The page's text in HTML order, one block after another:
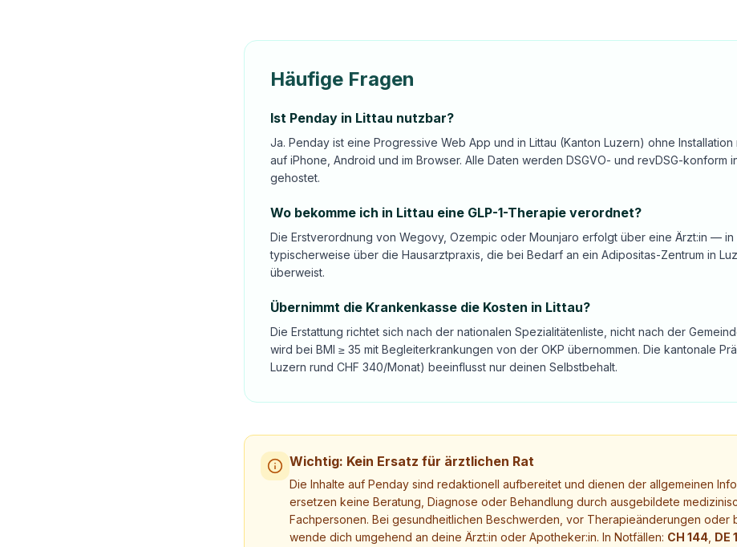
Häufige Fragen
Ist Penday in Littau nutzbar?
Ja. Penday ist eine Progressive Web App und in Littau (Kanton Luzern) ohne
auf iPhone, Android und im Browser. Alle Daten werden DSGVO- und revDSG-konform
gehostet.
Wo bekomme ich in Littau eine GLP-1-Therapie verordnet?
Die Erstverordnung von Wegovy, Ozempic oder Mounjaro erfolgt über eine Ärzt:in — in
typischerweise über die Hausarztpraxis, die bei Bedarf an ein Adipositas-Zentrum in
überweist.
Übernimmt die Krankenkasse die Kosten in Littau?
Die Erstattung richtet sich nach der nationalen Spezialitätenliste, nicht nach der
wird bei BMI ≥ 35 mit Begleiterkrankungen von der OKP übernommen. Die kantonale
Luzern rund CHF 340/Monat) beeinflusst nur deinen Selbstbehalt.
Wichtig: Kein Ersatz für ärztlichen Rat
Die Inhalte auf Penday sind redaktionell aufbereitet und dienen der allgemeinen
ersetzen keine Beratung, Diagnose oder Behandlung durch ausgebildete
Fachpersonen. Bei gesundheitlichen Beschwerden, vor Therapieänderungen oder
wende dich umgehend an deine Ärzt:in oder Apotheker:in. In Notfällen: CH 144 DE